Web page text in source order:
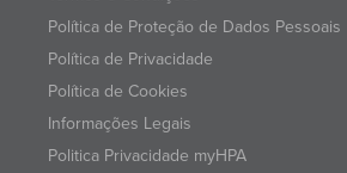
Política de Proteção de Dados Pessoais
Política de Privacidade
Política de Cookies
Informações Legais
Politica Privacidade myHPA